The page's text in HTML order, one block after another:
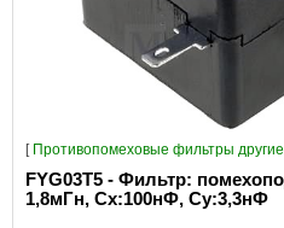
[ Противопомеховые фильтры другие
FYG03T5 - Фильтр:
1,8мГн, Сх:100нФ, Су:3,3нФ